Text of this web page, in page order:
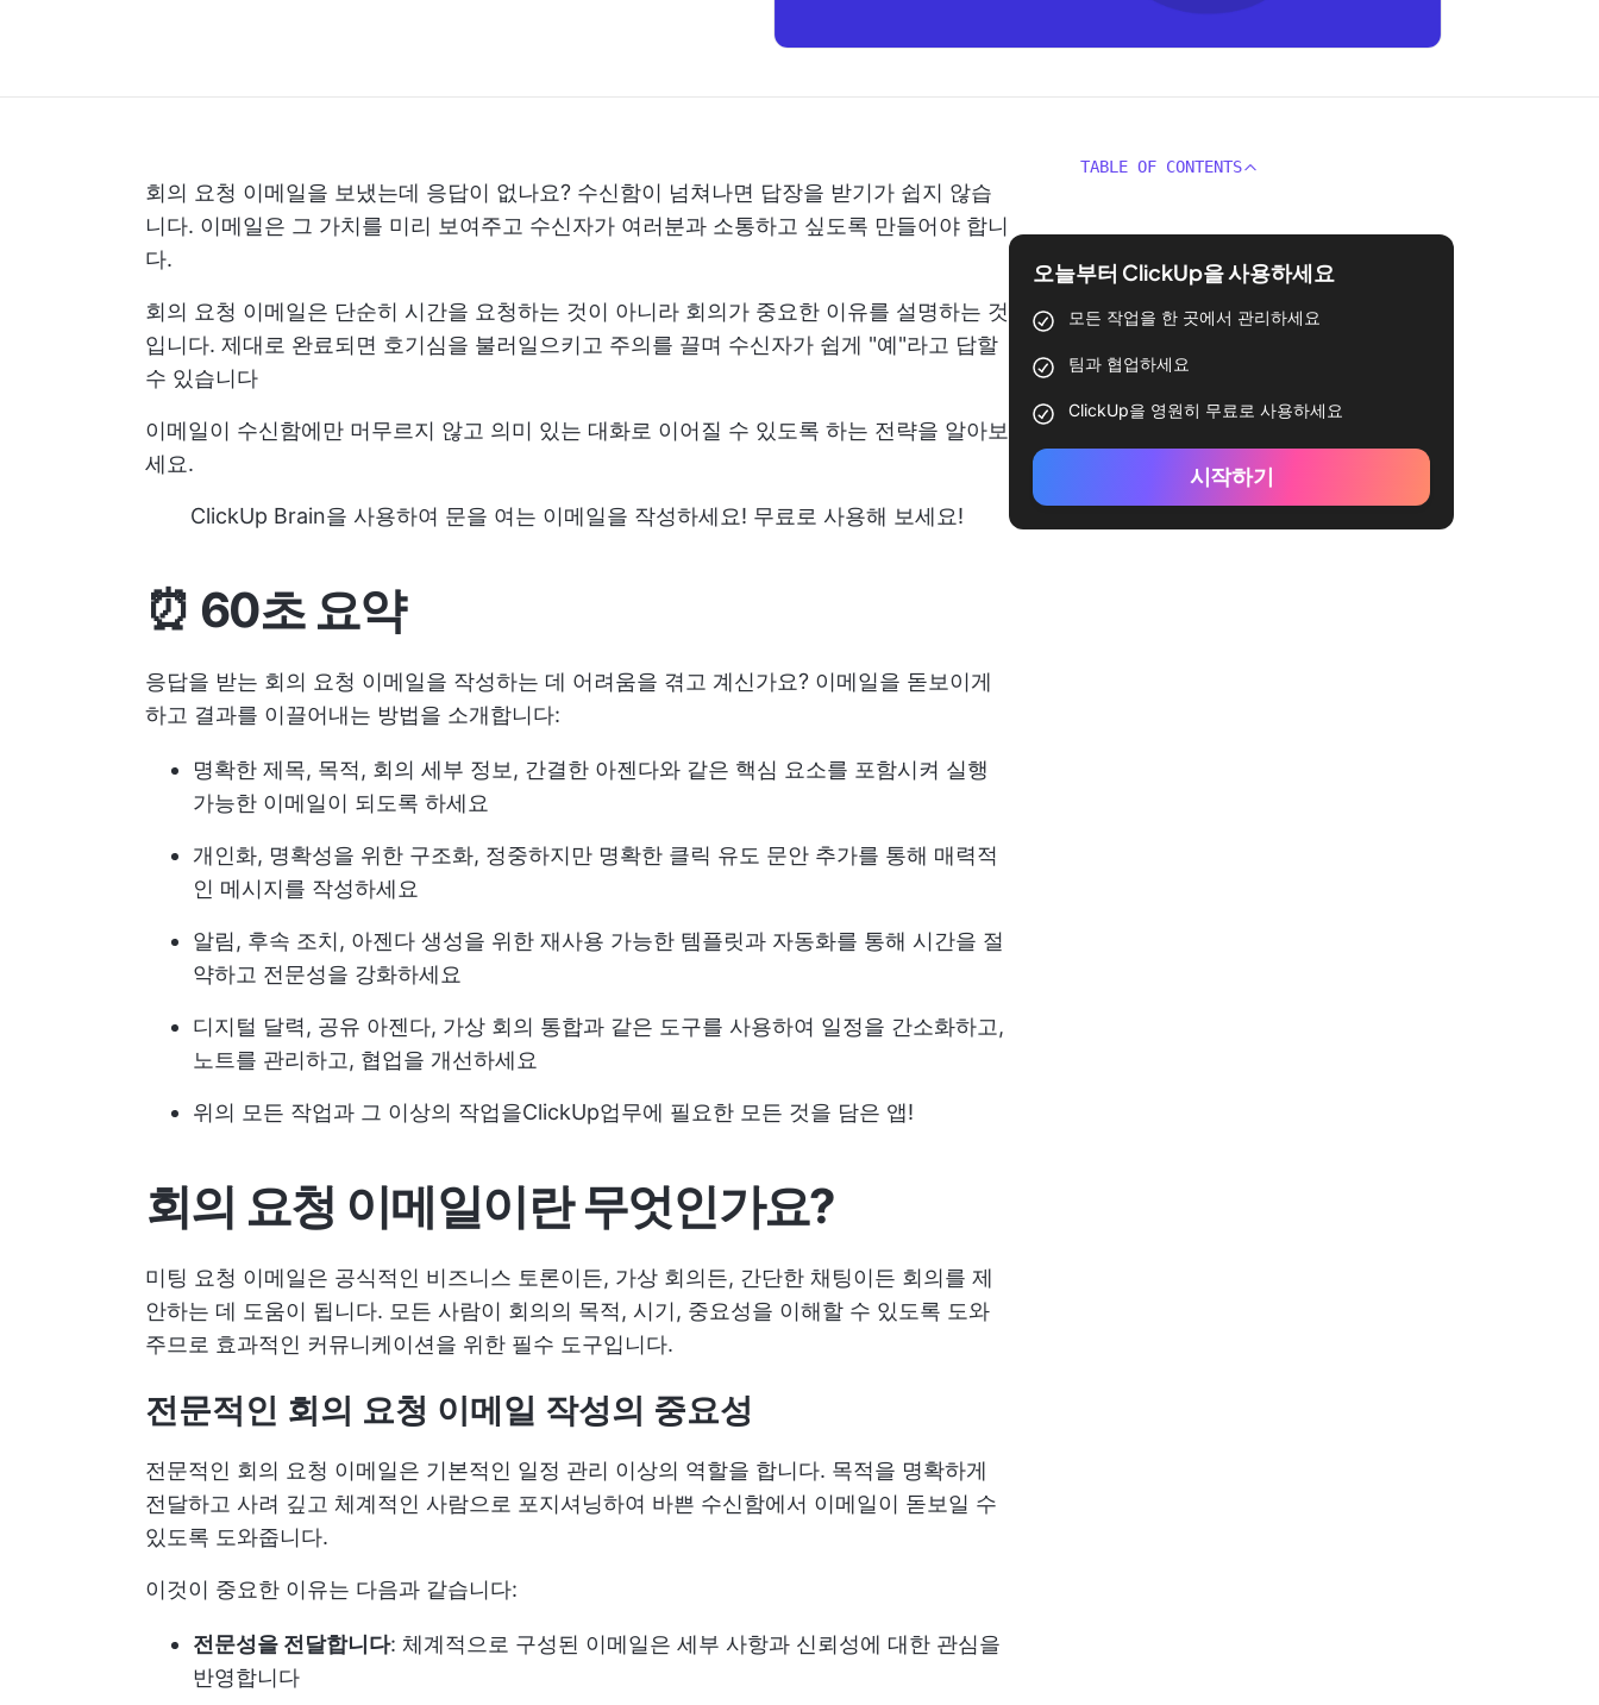
회의 요청 이메일을 보냈는데 응답이 없나요? 수신함이 넘쳐나면 답장을 받기가 쉽지 않습
니다. 이메일은 그 가치를 미리 보여주고 수신자가 여러분과 소통하고 싶도록 만들어야 합니
다.
회의 요청 이메일은 단순히 시간을 요청하는 것이 아니라 회의가 중요한 이유를 설명하는 것
입니다. 제대로 완료되면 호기심을 불러일으키고 주의를 끌며 수신자가 쉽게 "예"라고 답할
수 있습니다
이메일이 수신함에만 머무르지 않고 의미 있는 대화로 이어질 수 있도록 하는 전략을 알아보
세요.
ClickUp Brain을 사용하여 문을 여는 이메일을 작성하세요! 무료로 사용해 보세요!
⏰ 60초 요약
응답을 받는 회의 요청 이메일을 작성하는 데 어려움을 겪고 계신가요? 이메일을 돋보이게
하고 결과를 이끌어내는 방법을 소개합니다:
명확한 제목, 목적, 회의 세부 정보, 간결한 아젠다와 같은 핵심 요소를 포함시켜 실행
가능한 이메일이 되도록 하세요
개인화, 명확성을 위한 구조화, 정중하지만 명확한 클릭 유도 문안 추가를 통해 매력적
인 메시지를 작성하세요
알림, 후속 조치, 아젠다 생성을 위한 재사용 가능한 템플릿과 자동화를 통해 시간을 절
약하고 전문성을 강화하세요
디지털 달력, 공유 아젠다, 가상 회의 통합과 같은 도구를 사용하여 일정을 간소화하고,
노트를 관리하고, 협업을 개선하세요
위의 모든 작업과 그 이상의 작업을ClickUp업무에 필요한 모든 것을 담은 앱!
회의 요청 이메일이란 무엇인가요?
미팅 요청 이메일은 공식적인 비즈니스 토론이든, 가상 회의든, 간단한 채팅이든 회의를 제
안하는 데 도움이 됩니다. 모든 사람이 회의의 목적, 시기, 중요성을 이해할 수 있도록 도와
주므로 효과적인 커뮤니케이션을 위한 필수 도구입니다.
전문적인 회의 요청 이메일 작성의 중요성
전문적인 회의 요청 이메일은 기본적인 일정 관리 이상의 역할을 합니다. 목적을 명확하게
전달하고 사려 깊고 체계적인 사람으로 포지셔닝하여 바쁜 수신함에서 이메일이 돋보일 수
있도록 도와줍니다.
이것이 중요한 이유는 다음과 같습니다:
전문성을 전달합니다: 체계적으로 구성된 이메일은 세부 사항과 신뢰성에 대한 관심을
반영합니다
TABLE OF CONTENTS
오늘부터 ClickUp을 사용하세요
모든 작업을 한 곳에서 관리하세요
팀과 협업하세요
ClickUp을 영원히 무료로 사용하세요
시작하기